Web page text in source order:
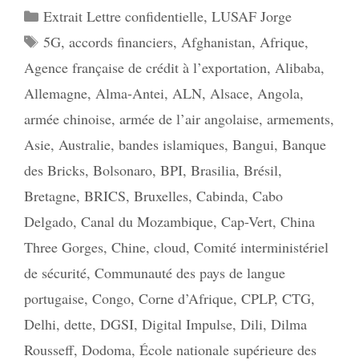
Catégories
Extrait Lettre confidentielle, LUSAF Jorge
Étiquettes
5G, accords financiers, Afghanistan, Afrique,
Agence française de crédit à l’exportation, Alibaba,
Allemagne, Alma-Antei, ALN, Alsace, Angola,
armée chinoise, armée de l’air angolaise, armements,
Asie, Australie, bandes islamiques, Bangui, Banque
des Bricks, Bolsonaro, BPI, Brasilia, Brésil,
Bretagne, BRICS, Bruxelles, Cabinda, Cabo
Delgado, Canal du Mozambique, Cap-Vert, China
Three Gorges, Chine, cloud, Comité interministériel
de sécurité, Communauté des pays de langue
portugaise, Congo, Corne d’Afrique, CPLP, CTG,
Delhi, dette, DGSI, Digital Impulse, Dili, Dilma
Rousseff, Dodoma, École nationale supérieure des